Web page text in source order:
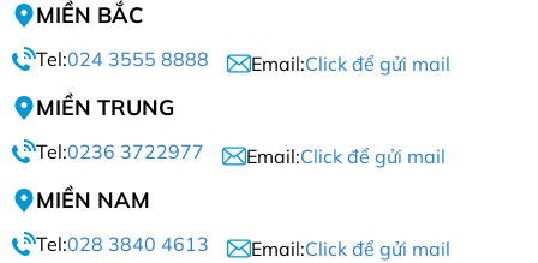
MIỀN BẮC
Tel:024 3555 8888 Email:Click để gửi mail
MIỀN TRUNG
Tel:0236 3722977 Email:Click để gửi mail
MIỀN NAM
Tel:028 3840 4613 Email:Click để gửi mail